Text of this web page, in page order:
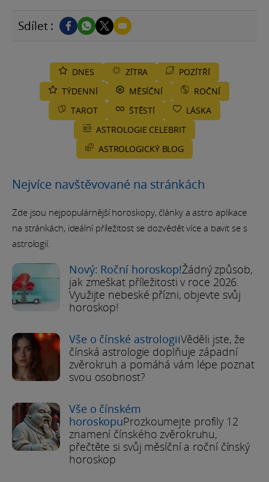
Sdílet :
DNES ZÍTRA
POZÍTŘÍ
TÝDENNÍ
MĚSÍČNÍ
ROČNÍ
TAROT
ŠTĚSTÍ
LÁSKA
ASTROLOGIE CELEBRIT
ASTROLOGICKÝ BLOG
Nejvíce navštěvované na stránkách
Zde jsou nejpopulárnější horoskopy, články a astro aplikace
na stránkách, ideální příležitost se dozvědět více a bavit se s
astrologií.
Nový: Roční horoskop!Žádný způsob,
jak zmeškat příležitosti v roce 2026.
Využijte nebeské přízni, objevte svůj
horoskop!
Vše o čínské astrologiiVěděli jste, že
čínská astrologie doplňuje západní
zvěrokruh a pomáhá vám lépe poznat
svou osobnost?
Vše o čínském
horoskopuProzkoumejte profily 12
znamení čínského zvěrokruhu,
přečtěte si svůj měsíční a roční čínský
horoskop